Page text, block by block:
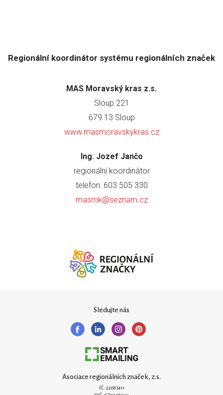
Regionální koordinátor systému regionálních značek
MAS Moravský kras z.s.
Sloup 221
679 13 Sloup
www.masmoravskykras.cz
Ing. Jozef Jančo
regionální koordinátor
telefon: 603 505 330
masmk@seznam.cz
Sledujte nás
Asociace regionálních značek, z.s.
IČ: 22683411